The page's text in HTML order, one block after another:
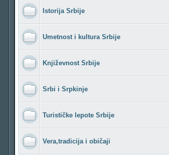
Istorija Srbije
Umetnost i kultura Srbije
Književnost Srbije
Srbi i Srpkinje
Turističke lepote Srbije
Vera,tradicija i običaji